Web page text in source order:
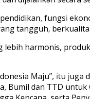
fungsi
tangguh,
harmonis,
Maju”, itu
Bumil dan TTD